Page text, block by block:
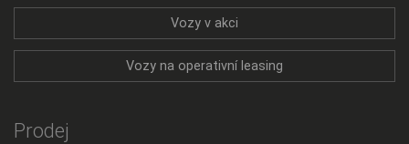
Vozy v akci
Vozy na operativní leasing
Prodej